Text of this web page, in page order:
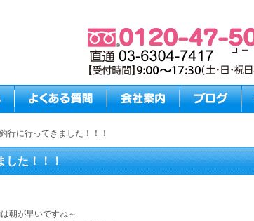
行に行ってきました！！！
した！！！
朝が早いですね～